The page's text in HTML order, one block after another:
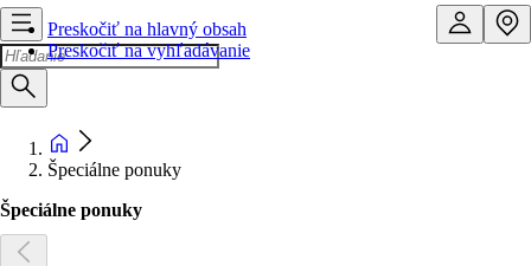
Preskočiť na hlavný obsah
Preskočiť na vyhľadávanie
Špeciálne ponuky
Špeciálne ponuky